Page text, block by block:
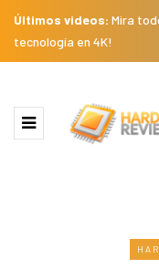
Últimos videos: Mira
tecnología en 4K!